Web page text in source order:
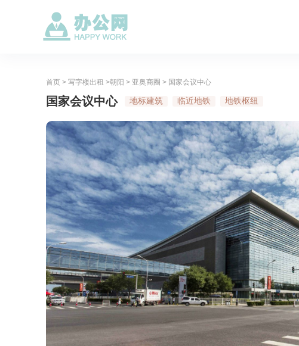
首页 > 写字楼出租 >朝阳 > 亚奥商圈 > 国家会议中心
国家会议中心 地标建筑 临近地铁 地铁枢纽